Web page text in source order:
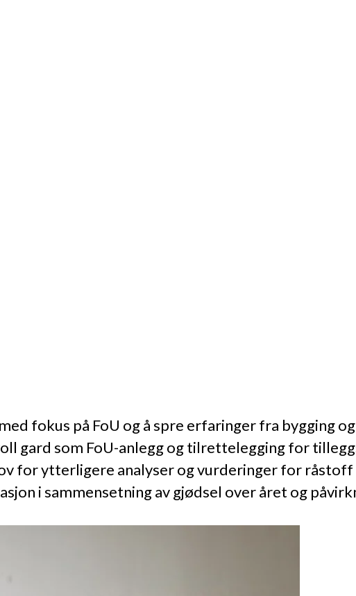
fokus på FoU og å spre erfaringer fra bygging
gard som FoU-anlegg og tilrettelegging for
for ytterligere analyser og vurderinger for
i sammensetning av gjødsel over året og